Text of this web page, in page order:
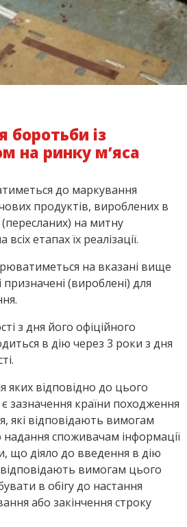
боротьби із
на ринку м’яса
до маркування
продуктів, вироблених в
(пересланих) на митну
етапах їх реалізації.
на вказані вище
призначені (вироблені) для
з дня його офіційного
в дію через 3 роки з дня
яких відповідно до цього
зазначення країни походження
які відповідають вимогам
споживачам інформації
що діяло до введення в дію
вимогам цього
в обігу до настання
або закінчення строку